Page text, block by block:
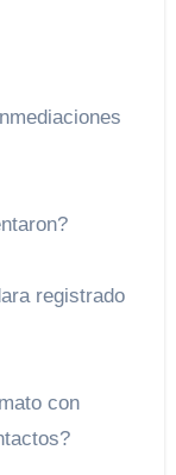
registrado
con